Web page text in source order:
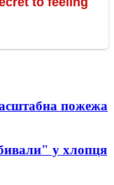
пожежа
у хлопця